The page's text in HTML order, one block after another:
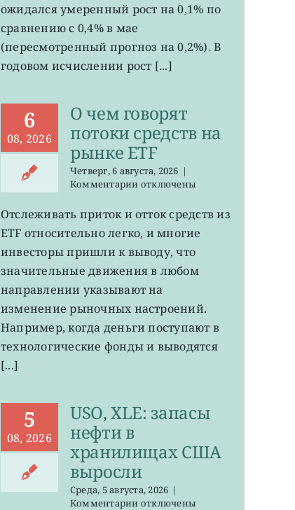
зоне
замедлились
ожидался умеренный рост на 0,1% по
сравнению с 0,4% в мае
(пересмотренный прогноз на 0,2%). В
годовом исчислении рост [...]
6
08, 2026
О чем говорят
потоки средств на
рынке ETF
Четверг, 6 августа, 2026 |
Комментариик
О
говорят
потоки
средств
на
рынке
отключены
Отслеживать приток и отток средств из
ETF относительно легко, и многие
инвесторы пришли к выводу, что
значительные движения в любом
направлении указывают на
изменение рыночных настроений.
Например, когда деньги поступают в
технологические фонды и выводятся
[...]
5
08, 2026
USO, XLE: запасы
нефти в
хранилищах США
выросли
Среда, 5 августа, 2026 |
Комментариикотключены